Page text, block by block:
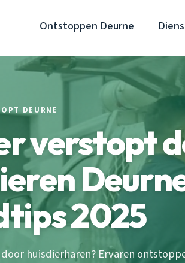
Ontstoppen Deurne
DEURNE
verstopt
2025
huisdierharen? Ervaren